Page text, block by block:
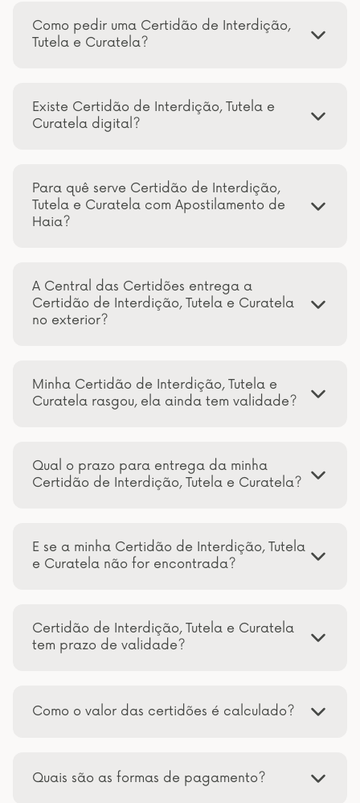
Como pedir uma Certidão de Interdição,
Tutela e Curatela?
Existe Certidão de Interdição, Tutela e
Curatela digital?
Para quê serve Certidão de Interdição,
Tutela e Curatela com Apostilamento de
Haia?
A Central das Certidões entrega a
Certidão de Interdição, Tutela e Curatela
no exterior?
Minha Certidão de Interdição, Tutela e
Curatela rasgou, ela ainda tem validade?
Qual o prazo para entrega da minha
Certidão de Interdição, Tutela e Curatela?
E se a minha Certidão de Interdição, Tutela
e Curatela não for encontrada?
Certidão de Interdição, Tutela e Curatela
tem prazo de validade?
Como o valor das certidões é calculado?
Quais são as formas de pagamento?